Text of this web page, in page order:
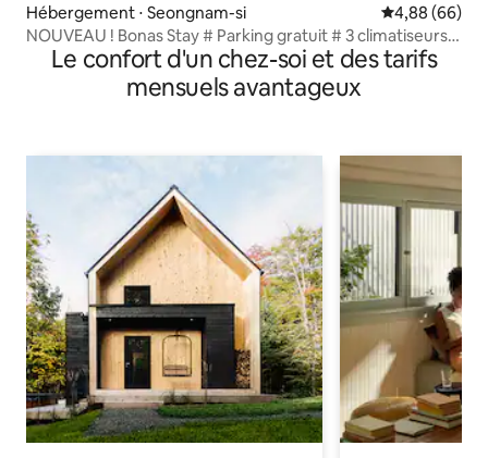
Hébergement ⋅ Seongnam-si Évaluation
4,88 (66)
NOUVEAU ! Bonas Stay # Parking gratuit # 3 climatiseurs #
Matelas de sommeil au miel # 65 "Smart TV # Netflix #
Le confort d'un chez-soi et des tarifs
mensuels avantageux